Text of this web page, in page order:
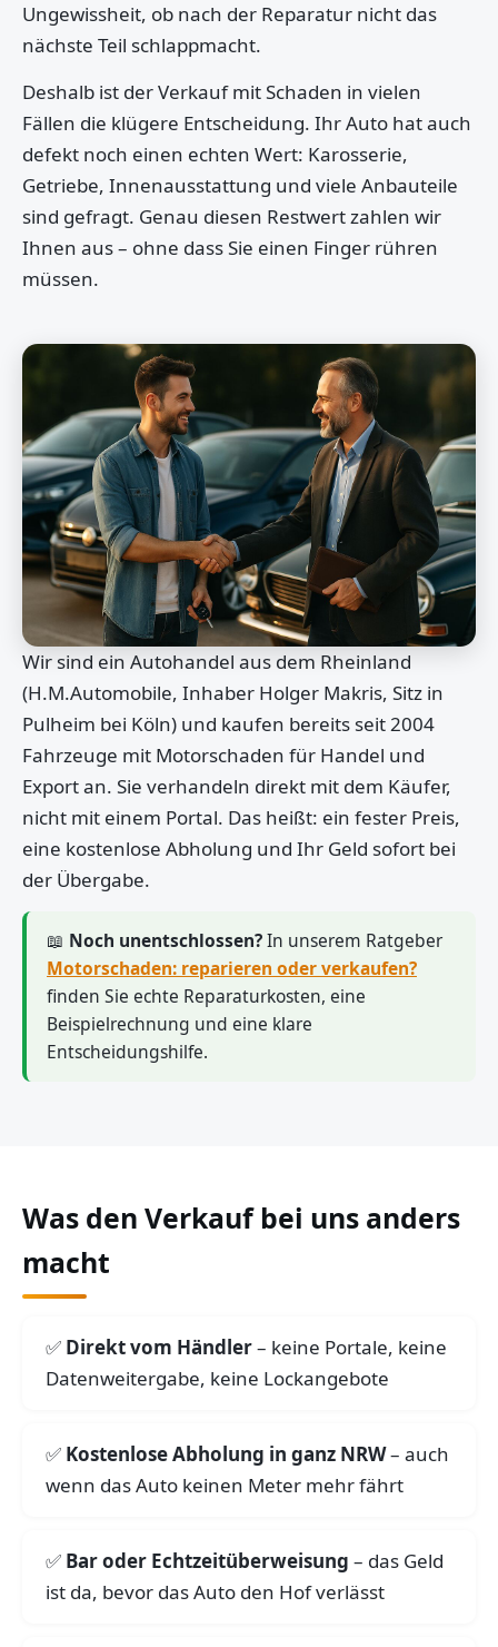
Ungewissheit, ob nach der Reparatur nicht das
nächste Teil schlappmacht.
Deshalb ist der Verkauf mit Schaden in vielen
Fällen die klügere Entscheidung. Ihr Auto hat auch
defekt noch einen echten Wert: Karosserie,
Getriebe, Innenausstattung und viele Anbauteile
sind gefragt. Genau diesen Restwert zahlen wir
Ihnen aus – ohne dass Sie einen Finger rühren
müssen.
Wir sind ein Autohandel aus dem Rheinland
(H.M.Automobile, Inhaber Holger Makris, Sitz in
Pulheim bei Köln) und kaufen bereits seit 2004
Fahrzeuge mit Motorschaden für Handel und
Export an. Sie verhandeln direkt mit dem Käufer,
nicht mit einem Portal. Das heißt: ein fester Preis,
eine kostenlose Abholung und Ihr Geld sofort bei
der Übergabe.
📖 Noch unentschlossen?In unserem Ratgeber
Motorschaden: reparieren oder verkaufen?
finden Sie echte Reparaturkosten, eine
Beispielrechnung und eine klare
Entscheidungshilfe.
Was den Verkauf bei uns anders
macht
Direkt vom Händler– keine Portale, keine
Datenweitergabe, keine Lockangebote
Kostenlose Abholung in ganz NRW– auch
wenn das Auto keinen Meter mehr fährt
Bar oder Echtzeitüberweisung – das Geld
ist da, bevor das Auto den Hof verlässt